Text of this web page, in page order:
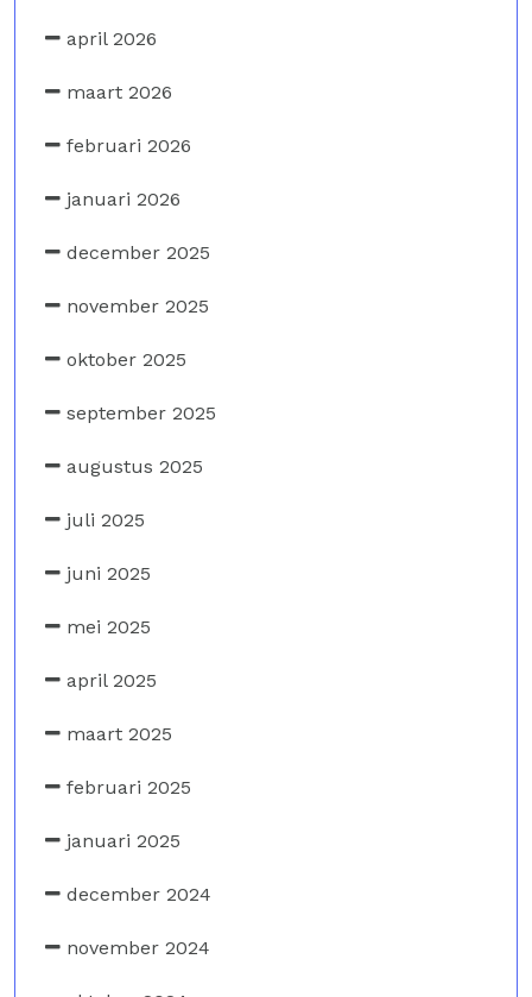
april 2026
maart 2026
februari 2026
januari 2026
december 2025
november 2025
oktober 2025
september 2025
augustus 2025
juli 2025
juni 2025
mei 2025
april 2025
maart 2025
februari 2025
januari 2025
december 2024
november 2024